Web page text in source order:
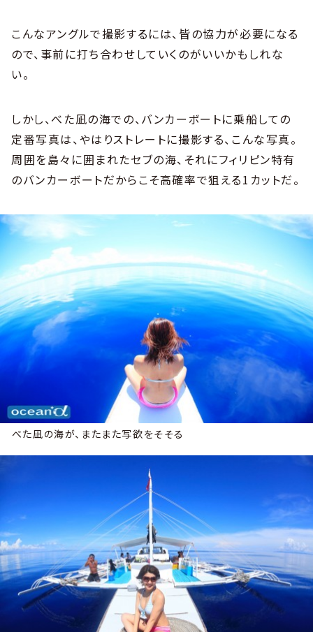
こんなアングルで撮影するには、皆の協力が必要になる
ので、事前に打ち合わせしていくのがいいかもしれな
い。
しかし、べた凪の海での、バンカーボートに乗船しての
定番写真は、やはりストレートに撮影する、こんな写真。
周囲を島々に囲まれたセブの海、それにフィリピン特有
のバンカーボートだからこそ高確率で狙える1カットだ。
べた凪の海が、またまた写欲をそそる